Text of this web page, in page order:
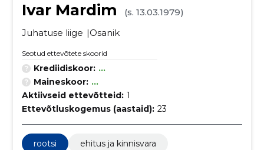
Ivar Mardim
(s. 13.03.1979)
Juhatuse liige
Osanik
Seotud ettevõtete skoorid
Krediidiskoor: ...
Maineskoor: ...
Aktiivseid ettevõtteid: 1
Ettevõtluskogemus (aastaid): 23
rootsi
ehitus ja kinnisvara